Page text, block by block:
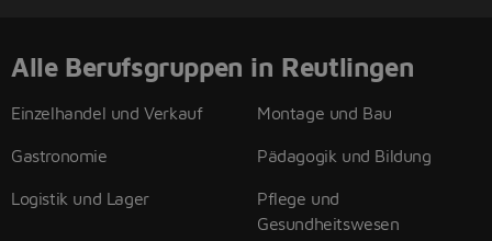
Alle Berufsgruppen in Reutlingen
Einzelhandel und Verkauf
Gastronomie
Logistik und Lager
Montage und Bau
Pädagogik und Bildung
Pflege und
Gesundheitswesen